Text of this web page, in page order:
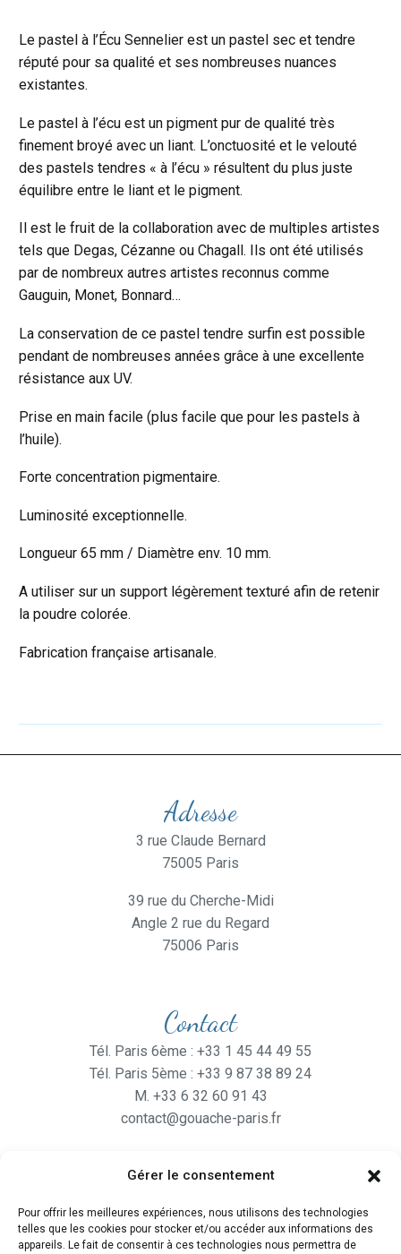
Gérer le consentement
Pour offrir les meilleures expériences, nous utilisons des technologies
telles que les cookies pour stocker et/ou accéder aux informations des
appareils. Le fait de consentir à ces technologies nous permettra de
rouge
73
Le pastel à l’Écu Sennelier est un pastel sec et tendre
réputé pour sa qualité et ses nombreuses nuances
existantes.
Le pastel à l’écu est un pigment pur de qualité très
finement broyé avec un liant. L’onctuosité et le velouté
des pastels tendres « à l’écu » résultent du plus juste
équilibre entre le liant et le pigment.
Il est le fruit de la collaboration avec de multiples artistes
tels que Degas, Cézanne ou Chagall. Ils ont été utilisés
par de nombreux autres artistes reconnus comme
Gauguin, Monet, Bonnard…
La conservation de ce pastel tendre surfin est possible
pendant de nombreuses années grâce à une excellente
résistance aux UV.
Prise en main facile (plus facile que pour les pastels à
l’huile).
Forte concentration pigmentaire.
Luminosité exceptionnelle.
Longueur 65 mm / Diamètre env. 10 mm.
A utiliser sur un support légèrement texturé afin de retenir
la poudre colorée.
Fabrication française artisanale.
Adresse
3 rue Claude Bernard
75005 Paris
39 rue du Cherche-Midi
Angle 2 rue du Regard
75006 Paris
Contact
Tél. Paris 6ème : +33 1 45 44 49 55
Tél. Paris 5ème : +33 9 87 38 89 24
M. +33 6 32 60 91 43
contact@gouache-paris.fr
Ouvertdu lundi au Vendredi
de 9H30 à 19H